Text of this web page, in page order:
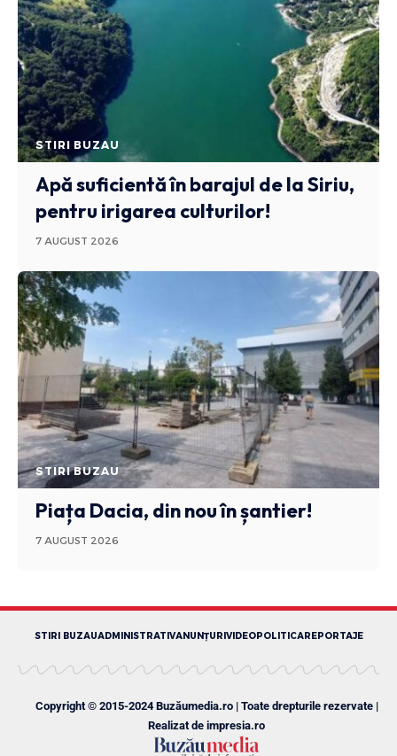
STIRI BUZAU
Apă suficientă în barajul de la Siriu,
pentru irigarea culturilor!
7 AUGUST 2026
STIRI BUZAU
Piața Dacia, din nou în șantier!
7 AUGUST 2026
STIRI BUZAUADMINISTRATIVANUNȚURI VIDEOPOLITICAREPORTAJE
Copyright © 2015-2024 Buzăumedia.ro | Toate drepturile rezervate |
Realizat de impresia.ro